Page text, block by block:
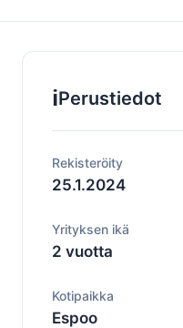
ℹ️Perustiedot
Rekisteröity
25.1.2024
Yrityksen ikä
2 vuotta
Kotipaikka
Espoo